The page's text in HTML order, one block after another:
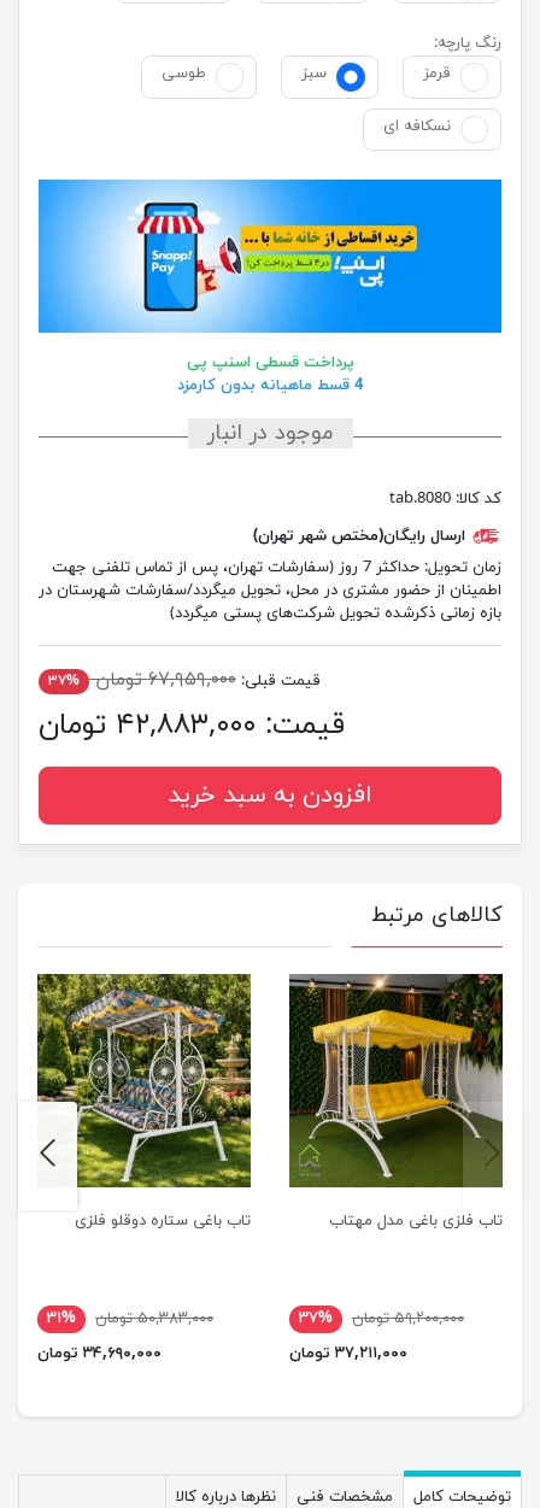
رنگ پارچه:
قرمز
سبز طوسی
نسکافه ای
پرداخت قسطی اسنپ پی
4 قسط ماهیانه بدون کارمزد
موجود در انبار
کد کالا: tab.8080
ارسال رایگان(مختص شهر تهران)
زمان تحویل:
حداکثر 7 روز (سفارشات تهران، پس از تماس تلفنی جهت
اطمینان از حضور مشتری در محل، تحویل میگردد/سفارشات شهرستان در
بازه زمانی ذکرشده تحویل شرکت‌های پستی میگردد)
قیمت قبلی: ۶۷,۹۵۹,۰۰۰ تومان ۳۷%
قیمت: ۴۲,۸۸۳,۰۰۰ تومان
افزودن به سبد خرید
کالاهای مرتبط
تاب فلزی باغی مدل مهتاب
۵۹,۲۰۰,۰۰۰ تومان
۳۷%
۳۷,۲۱۱,۰۰۰ تومان
تاب باغی ستاره دوقلو فلزی
۵۰,۳۸۳,۰۰۰ تومان
۳۱%
۳۴,۶۹۰,۰۰۰ تومان
previus
توضیحات کامل مشخصات فنی نظرها درباره کالا